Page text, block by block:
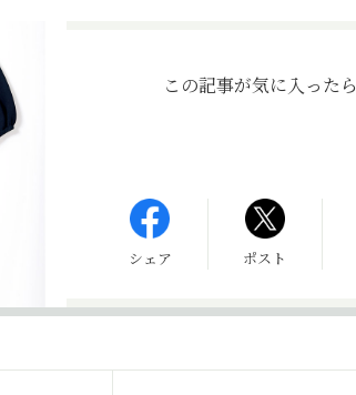
この記事が気に入ったら
シェア ポスト